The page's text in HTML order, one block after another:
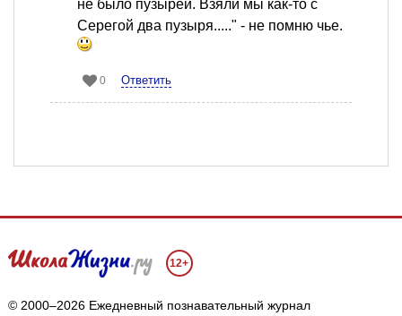
не было пузырей. Взяли мы как-то с
Серегой два пузыря....." - не помню чье.
0 Ответить
12+
© 2000–2026 Ежедневный познавательный журнал
Мы собираем файлы cookie и применяем